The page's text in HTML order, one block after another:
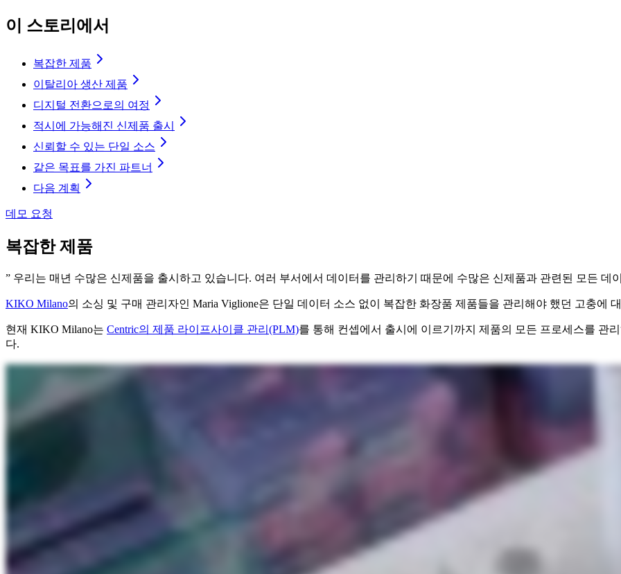
이 스토리에서
복잡한 제품
이탈리아 생산 제품
디지털 전환으로의 여정
적시에 가능해진 신제품 출시
신뢰할 수 있는 단일 소스
같은 목표를 가진 파트너
다음 계획
데모 요청
복잡한 제품
” 우리는 매년 수많은 신제품을 출시하고 있습니다. 여러 부서에서 데이터를 관리하기 때문에 수많은 신제품과 관련된 모든 데
KIKO Milano의 소싱 및 구매 관리자인 Maria Viglione은 단일 데이터 소스 없이 복잡한 화장품 제품들을 관리해야 했던 고충에
현재 KIKO Milano는 Centric의 제품 라이프사이클 관리(PLM)를 통해 컨셉에서 출시에 이르기까지 제품의 모든 프로세스를 관
다.